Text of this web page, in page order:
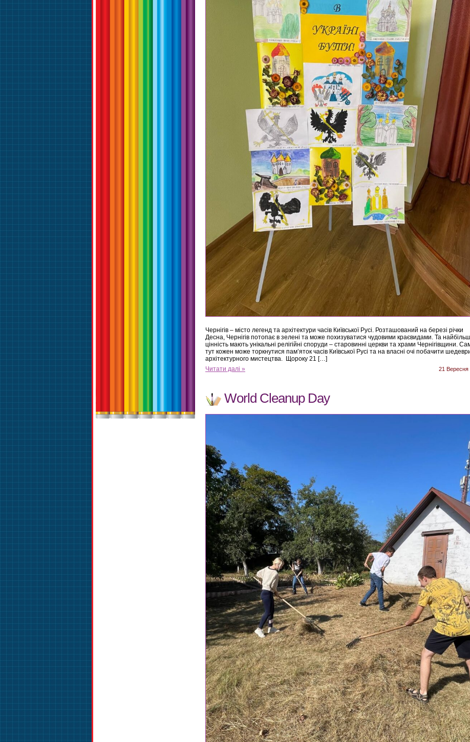
Чернігів – місто легенд та архітектури часів Київської Русі. Розташований на березі річки
Десна, Чернігів потопає в зелені та може похизуватися чудовими краєвидами. Та
цінність мають унікальні релігійні споруди – старовинні церкви та храми Чернігівщини.
тут кожен може торкнутися пам’яток часів Київської Русі та на власні очі побачити
архітектурного мистецтва. Щороку 21 […]
Читати далі »
21 Вересня
World Cleanup Day